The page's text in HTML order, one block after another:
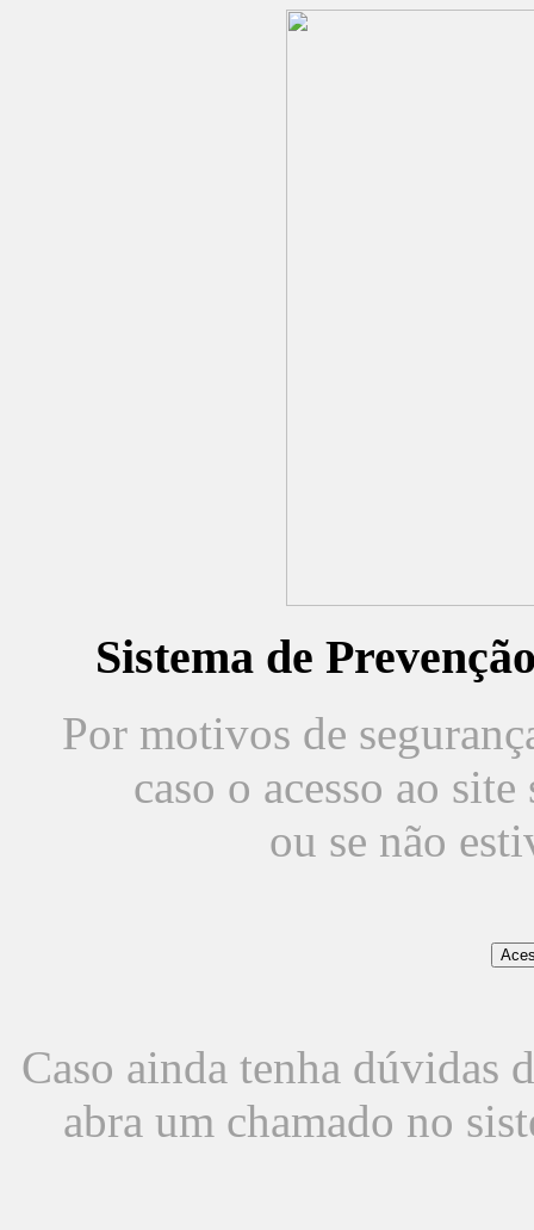
Sistema de
Por motivos de
caso o acesso ao
ou se não
Caso ainda tenha dúvidas
abra um chamado no